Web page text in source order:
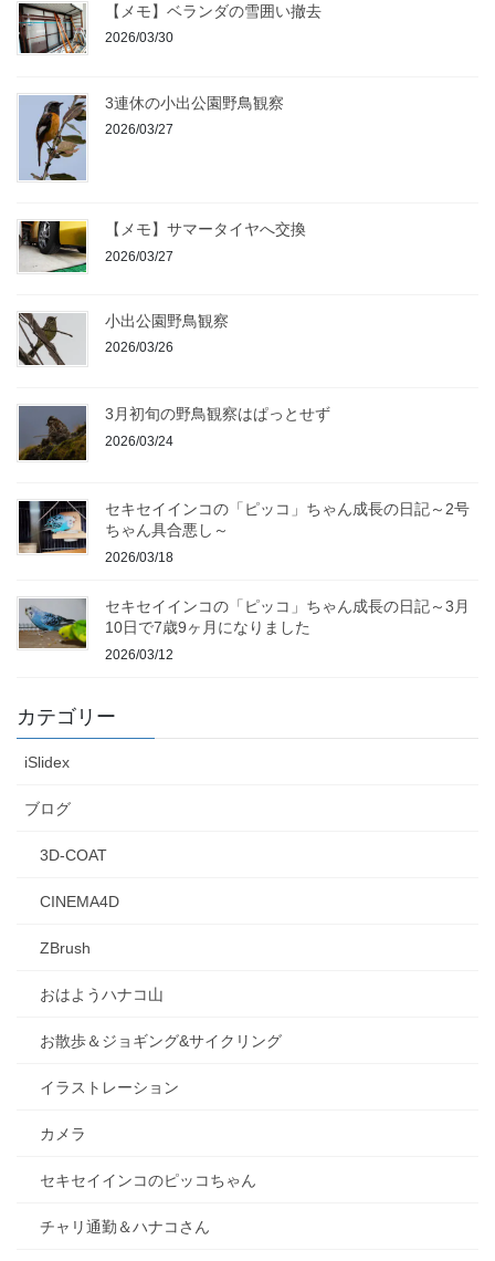
【メモ】ベランダの雪囲い撤去
2026/03/30
3連休の小出公園野鳥観察
2026/03/27
【メモ】サマータイヤへ交換
2026/03/27
小出公園野鳥観察
2026/03/26
3月初旬の野鳥観察はぱっとせず
2026/03/24
セキセイインコの「ピッコ」ちゃん成長の日記～2号
ちゃん具合悪し～
2026/03/18
セキセイインコの「ピッコ」ちゃん成長の日記～3月
10日で7歳9ヶ月になりました
2026/03/12
カテゴリー
iSlidex
ブログ
3D-COAT
CINEMA4D
ZBrush
おはようハナコ山
お散歩＆ジョギング&サイクリング
イラストレーション
カメラ
セキセイインコのピッコちゃん
チャリ通勤＆ハナコさん